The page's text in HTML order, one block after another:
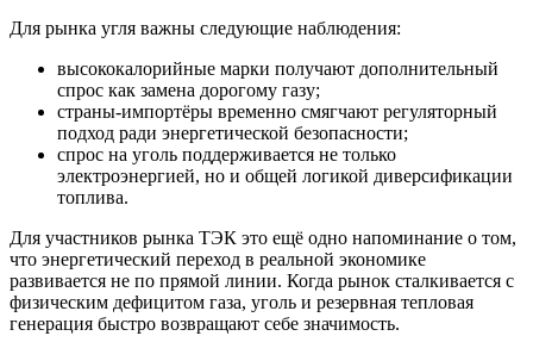
Для рынка угля важны следующие наблюдения:
высококалорийные марки получают дополнительный
спрос как замена дорогому газу;
страны-импортёры временно смягчают регуляторный
подход ради энергетической безопасности;
спрос на уголь поддерживается не только
электроэнергией, но и общей логикой диверсификации
топлива.
Для участников рынка ТЭК это ещё одно напоминание о том,
что энергетический переход в реальной экономике
развивается не по прямой линии. Когда рынок сталкивается с
физическим дефицитом газа, уголь и резервная тепловая
генерация быстро возвращают себе значимость.